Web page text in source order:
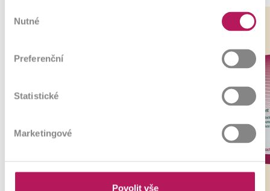
souhlasu
Nutné
Preferenční
Statistické
Marketingové
Povolit vše
na
na
Odkaz
na
Odkaz
na
-5%